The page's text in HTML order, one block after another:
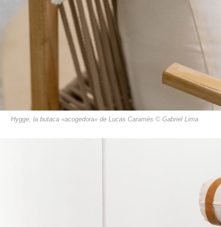
Hygge, la butaca «acogedora» de Lucas Caramés © Gabriel Lima